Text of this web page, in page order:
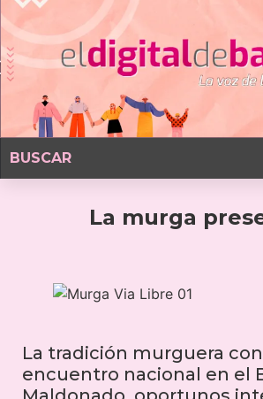
La murga
La tradición murguera
encuentro nacional en el